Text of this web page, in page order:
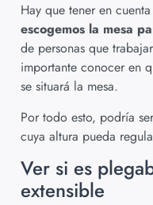
Hay que tener en cuenta
escogemos la mesa
de personas que
importante conocer en
se situará la mesa.
Por todo esto, podría
cuya altura pueda
Ver si es
extensible